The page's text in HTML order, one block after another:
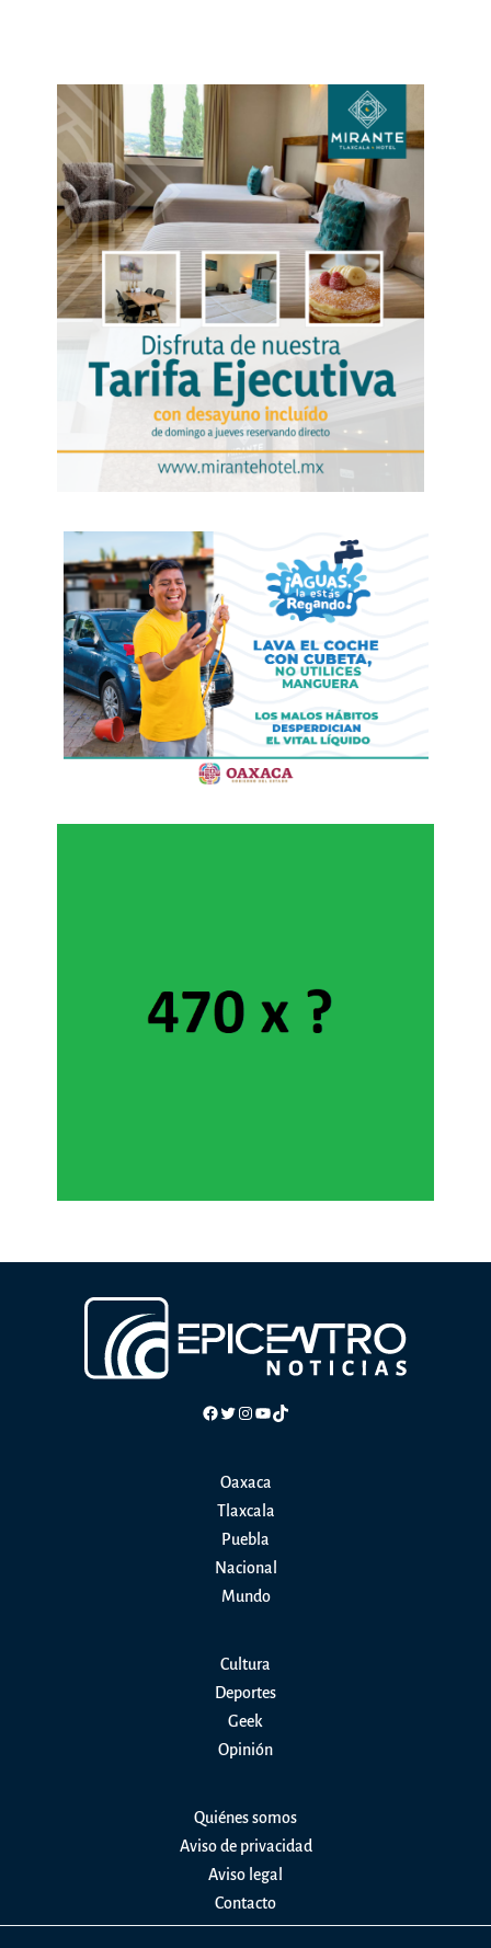
Facebook
Twitter
Instagram
YouTube
TikTok
Oaxaca
Tlaxcala
Puebla
Nacional
Mundo
Cultura
Deportes
Geek
Opinión
Quiénes somos
Aviso de privacidad
Aviso legal
Contacto